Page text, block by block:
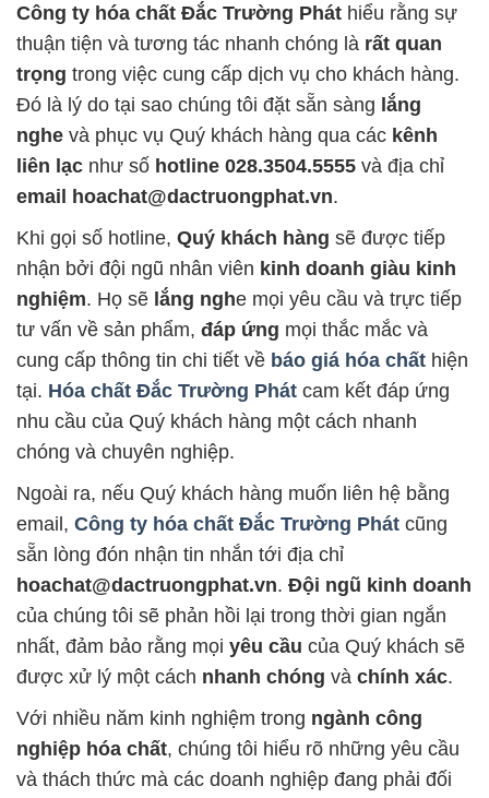
Công ty hóa chất Đắc Trường Phát hiểu rằng sự
thuận tiện và tương tác nhanh chóng là rất quan
trọng trong việc cung cấp dịch vụ cho khách hàng.
Đó là lý do tại sao chúng tôi đặt sẵn sàng lắng
nghe và phục vụ Quý khách hàng qua các kênh
liên lạc như số hotline 028.3504.5555 và địa chỉ
email hoachat@dactruongphat.vn.
Khi gọi số hotline, Quý khách hàng sẽ được tiếp
nhận bởi đội ngũ nhân viên kinh doanh giàu kinh
nghiệm. Họ sẽ lắng nghe mọi yêu cầu và trực tiếp
tư vấn về sản phẩm, đáp ứng mọi thắc mắc và
cung cấp thông tin chi tiết về báo giá hóa chất hiện
tại. Hóa chất Đắc Trường Phát cam kết đáp ứng
nhu cầu của Quý khách hàng một cách nhanh
chóng và chuyên nghiệp.
Ngoài ra, nếu Quý khách hàng muốn liên hệ bằng
email, Công ty hóa chất Đắc Trường Phát cũng
sẵn lòng đón nhận tin nhắn tới địa chỉ
hoachat@dactruongphat.vn. Đội ngũ kinh doanh
của chúng tôi sẽ phản hồi lại trong thời gian ngắn
nhất, đảm bảo rằng mọi yêu cầu của Quý khách sẽ
được xử lý một cách nhanh chóng và chính xác.
Với nhiều năm kinh nghiệm trong ngành công
nghiệp hóa chất, chúng tôi hiểu rõ những yêu cầu
và thách thức mà các doanh nghiệp đang phải đối